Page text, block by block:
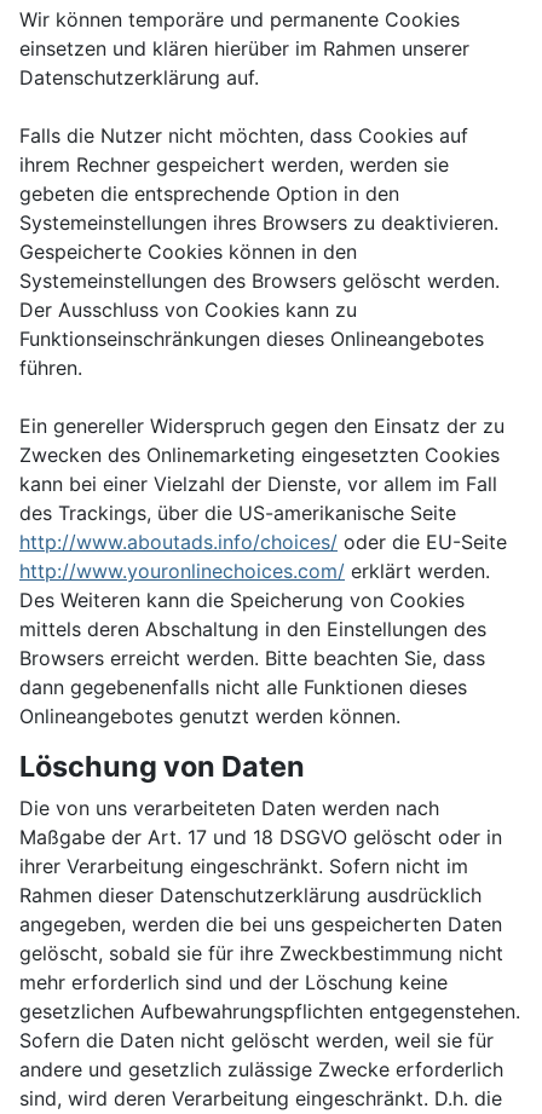
Wir können temporäre und permanente Cookies
einsetzen und klären hierüber im Rahmen unserer
Datenschutzerklärung auf.
Falls die Nutzer nicht möchten, dass Cookies auf
ihrem Rechner gespeichert werden, werden sie
gebeten die entsprechende Option in den
Systemeinstellungen ihres Browsers zu deaktivieren.
Gespeicherte Cookies können in den
Systemeinstellungen des Browsers gelöscht werden.
Der Ausschluss von Cookies kann zu
Funktionseinschränkungen dieses Onlineangebotes
führen.
Ein genereller Widerspruch gegen den Einsatz der zu
Zwecken des Onlinemarketing eingesetzten Cookies
kann bei einer Vielzahl der Dienste, vor allem im Fall
des Trackings, über die US-amerikanische Seite
http://www.aboutads.info/choices/ oder die EU-Seite
http://www.youronlinechoices.com/ erklärt werden.
Des Weiteren kann die Speicherung von Cookies
mittels deren Abschaltung in den Einstellungen des
Browsers erreicht werden. Bitte beachten Sie, dass
dann gegebenenfalls nicht alle Funktionen dieses
Onlineangebotes genutzt werden können.
Löschung von Daten
Die von uns verarbeiteten Daten werden nach
Maßgabe der Art. 17 und 18 DSGVO gelöscht oder in
ihrer Verarbeitung eingeschränkt. Sofern nicht im
Rahmen dieser Datenschutzerklärung ausdrücklich
angegeben, werden die bei uns gespeicherten Daten
gelöscht, sobald sie für ihre Zweckbestimmung nicht
mehr erforderlich sind und der Löschung keine
gesetzlichen Aufbewahrungspflichten entgegenstehen.
Sofern die Daten nicht gelöscht werden, weil sie für
andere und gesetzlich zulässige Zwecke erforderlich
sind, wird deren Verarbeitung eingeschränkt. D.h. die